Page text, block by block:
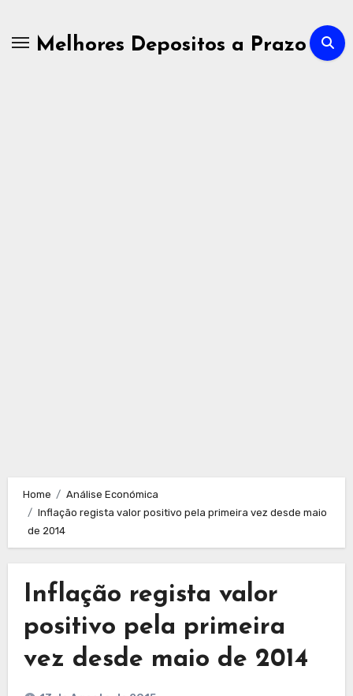
contentMelhores Depositos a Prazo
Home
Análise Económica
Inflação regista valor positivo pela primeira vez desde maio
de 2014
Inflação regista valor
positivo pela primeira
vez desde maio de 2014